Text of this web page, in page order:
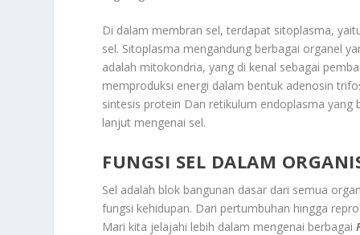
Di dalam membran sel, terdapat sitoplasma,
sel. Sitoplasma mengandung berbagai organel
adalah mitokondria, yang di kenal sebagai
memproduksi energi dalam bentuk adenosin
sintesis protein Dan retikulum endoplasma yang
lanjut mengenai sel.
FUNGSI SEL DALAM
Sel adalah blok bangunan dasar dari semua
fungsi kehidupan. Dari pertumbuhan hingga
Mari kita jelajahi lebih dalam mengenai berbagai